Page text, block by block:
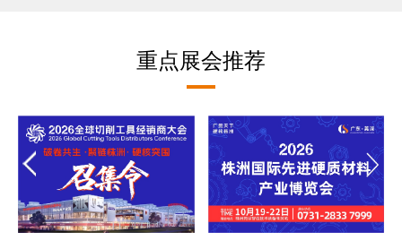
重点展会推荐